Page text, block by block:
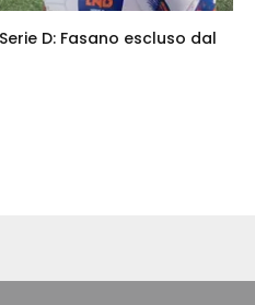
D: Fasano escluso dal